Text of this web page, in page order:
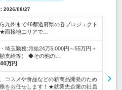
2026/08/27
九州まで46都道府県の各プロジェクト
面接地エリアで…
埼玉勤務:月給24万5,000円～55万円＋
支給等） ◆その他の…
万円
コスメや食品などの新商品開発のため
をお任せします！★就業先企業の社員